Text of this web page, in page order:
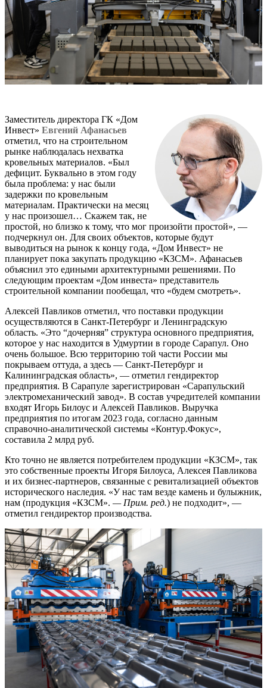
Заместитель директора ГК «Дом
Инвест» Евгений Афанасьев
отметил, что на строительном
рынке наблюдалась нехватка
кровельных материалов. «Был
дефицит. Буквально в этом году
была проблема: у нас были
задержки по кровельным
материалам. Практически на месяц
у нас произошел… Скажем так, не
простой, но близко к тому, что мог произойти простой», —
подчеркнул он. Для своих объектов, которые будут
выводиться на рынок к концу года, «Дом Инвест» не
планирует пока закупать продукцию «КЗСМ». Афанасьев
объяснил это едиными архитектурными решениями. По
следующим проектам «Дом инвеста» представитель
строительной компании пообещал, что «будем смотреть».
Алексей Павликов отметил, что поставки продукции
осуществляются в Санкт-Петербург и Ленинградскую
область. «Это “дочерняя” структура основного предприятия,
которое у нас находится в Удмуртии в городе Сарапул. Оно
очень большое. Всю территорию той части России мы
покрываем оттуда, а здесь — Санкт-Петербург и
Калининградская область», — отметил гендиректор
предприятия. В Сарапуле зарегистрирован «Сарапульский
электромеханический завод». В состав учредителей компании
входят Игорь Билоус и Алексей Павликов. Выручка
предприятия по итогам 2023 года, согласно данным
справочно-аналитической системы «Контур.Фокус»,
составила 2 млрд руб.
Кто точно не является потребителем продукции «КЗСМ», так
это собственные проекты Игоря Билоуса, Алексея Павликова
и их бизнес-партнеров, связанные с ревитализацией объектов
исторического наследия. «У нас там везде камень и булыжник,
нам (продукция «КЗСМ». — Прим. ред.) не подходит», —
отметил гендиректор производства.